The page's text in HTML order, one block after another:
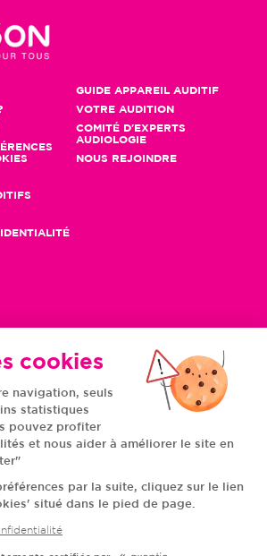
cookies
navigation, seuls
statistiques
pouvez profiter
et nous aider à améliorer le site en
par la suite, cliquez sur le lien
situé dans le pied de page.
GUIDE APPAREIL AUDITIF
VOTRE AUDITION
COMITÉ D'EXPERTS
AUDIOLOGIE
NOUS REJOINDRE
CENTRE-VAL DE LOIRE
GRAND EST
ÎLE-DE-FRANCE
PAYS DE LA LOIRE
PROVENCE-ALPES-
CÔTE D'AZUR